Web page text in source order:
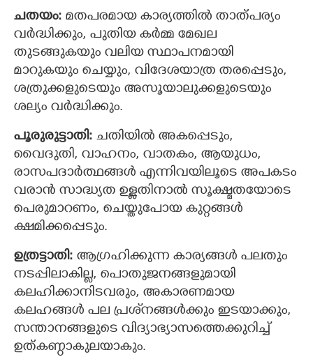
ചതയം: മതപരമായ കാര്യത്തില്‍ താത്പര്യം
വര്‍ദ്ധിക്കും, പുതിയ കര്‍മ്മ മേഖല
തുടങ്ങുകയും വലിയ സ്ഥാപനമായി
മാറുകയും ചെയ്യും, വിദേശയാത്ര തരപ്പെടും,
ശത്രുക്കളുടെയും അസൂയാലുക്കളുടെയും
ശല്യം വര്‍ദ്ധിക്കും.
പൂരുരുട്ടാതി: ചതിയില്‍ അകപ്പെടും,
വൈദുതി, വാഹനം, വാതകം, ആയുധം,
രാസപദാര്‍ത്ഥങ്ങള്‍ എന്നിവയിലൂടെ അപകടം
വരാന്‍ സാദ്ധ്യത ഉള്ളതിനാല്‍ സൂക്ഷ്മതയോടെ
പെരുമാറണം, ചെയ്തുപോയ കുറ്റങ്ങള്‍
ക്ഷമിക്കപ്പെടും.
ഉത്രട്ടാതി: ആഗ്രഹിക്കുന്ന കാര്യങ്ങള്‍ പലതും
നടപ്പിലാകില്ല, പൊതുജനങ്ങളുമായി
കലഹിക്കാനിടവരും, അകാരണമായ
കലഹങ്ങള്‍ പല പ്രശ്‌നങ്ങള്‍ക്കും ഇടയാക്കും,
സന്താനങ്ങളുടെ വിദ്യാഭ്യാസത്തെക്കുറിച്ച്
ഉത്കണ്ഠാകുലയാകും.
Share this link